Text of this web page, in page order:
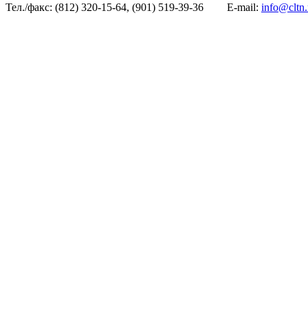
Тел./факс: (812) 320-15-64, (901) 519-39-36 E-mail: